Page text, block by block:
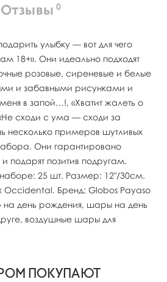
Отзывы 0
улыбку — вот для чего
18+». Они идеально подходят
розовые, сиреневые и белые
и забавными рисунками и
в запой…!, «Хватит жалеть о
сходи с ума — сходи за
несколько примеров шутливых
Они гарантировано
подарят позитив подругам.
25 шт. Размер: 12"/30см.
Occidental. Бренд: Globos Payaso
день рождения, шары на день
воздушные шары для
покупают